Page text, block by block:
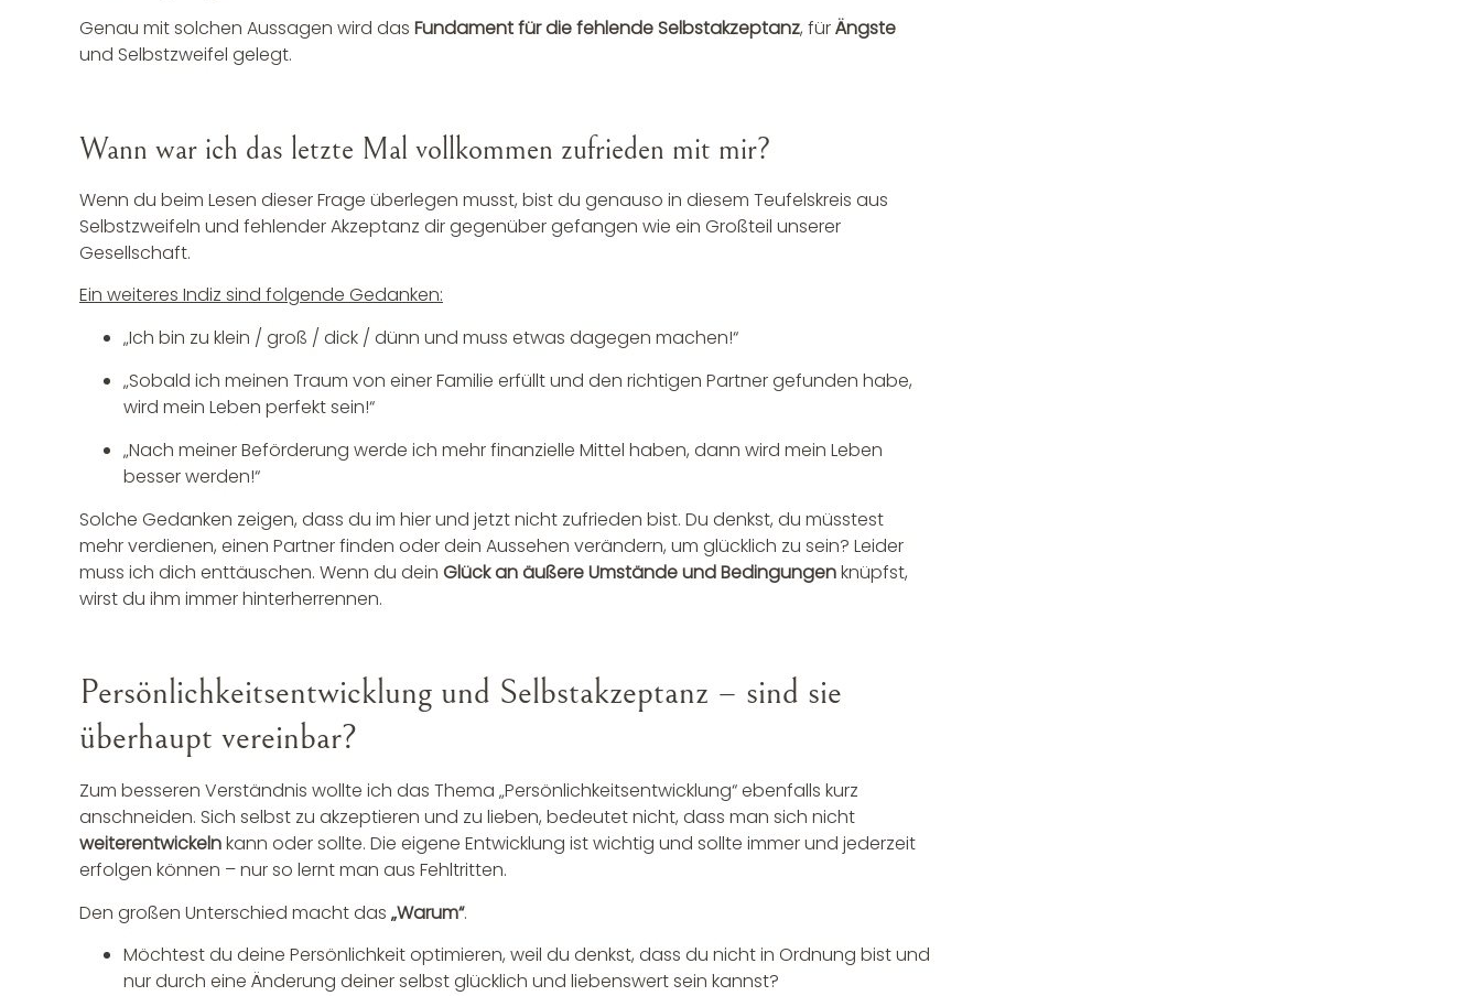
Genau mit solchen Aussagen wird das Fundament für die fehlende Selbstakzeptanz, fürÄngste
und Selbstzweifel gelegt.
Wann war ich das letzte Mal vollkommen zufrieden mit mir?
Wenn du beim Lesen dieser Frage überlegen musst, bist du genauso in diesem Teufelskreis aus
Selbstzweifeln und fehlender Akzeptanz dir gegenüber gefangen wie ein Großteil unserer
Gesellschaft.
Ein weiteres Indiz sind folgende Gedanken:
„Ich bin zu klein / groß / dick / dünn und muss etwas dagegen machen!“
„Sobald ich meinen Traum von einer Familie erfüllt und den richtigen Partner gefunden habe,
wird mein Leben perfekt sein!“
„Nach meiner Beförderung werde ich mehr finanzielle Mittel haben, dann wird mein Leben
besser werden!“
Solche Gedanken zeigen, dass du im hier und jetzt nicht zufrieden bist. Du denkst, du müsstest
mehr verdienen, einen Partner finden oder dein Aussehen verändern, um glücklich zu sein? Leider
muss ich dich enttäuschen. Wenn du dein Glück an äußere Umstände und Bedingungenknüpfst,
wirst du ihm immer hinterherrennen.
Persönlichkeitsentwicklung und Selbstakzeptanz – sind sie
überhaupt vereinbar?
Zum besseren Verständnis wollte ich das Thema „Persönlichkeitsentwicklung“ ebenfalls kurz
anschneiden. Sich selbst zu akzeptieren und zu lieben, bedeutet nicht, dass man sich nicht
weiterentwickelnkann oder sollte. Die eigene Entwicklung ist wichtig und sollte immer und jederzeit
erfolgen können – nur so lernt man aus Fehltritten.
Den großen Unterschied macht das „Warum“.
Möchtest du deine Persönlichkeit optimieren, weil du denkst, dass du nicht in Ordnung bist und
nur durch eine Änderung deiner selbst glücklich und liebenswert sein kannst?